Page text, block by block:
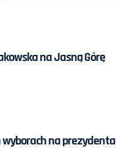
na Jasną Górę
na prezydenta